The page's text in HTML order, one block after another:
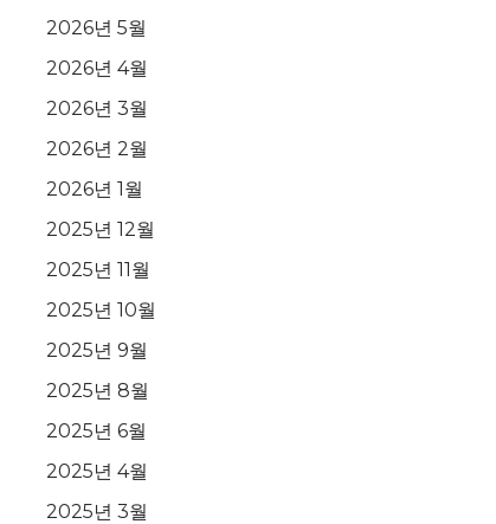
2026년 5월
2026년 4월
2026년 3월
2026년 2월
2026년 1월
2025년 12월
2025년 11월
2025년 10월
2025년 9월
2025년 8월
2025년 6월
2025년 4월
2025년 3월